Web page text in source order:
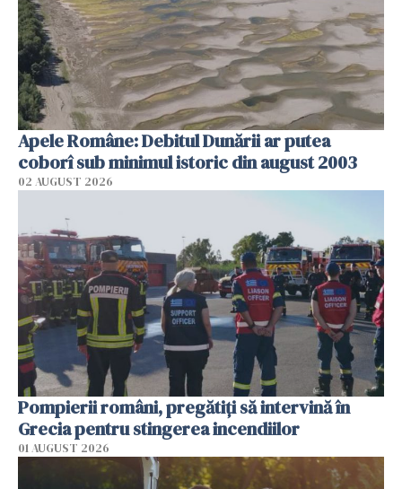
Apele Române: Debitul Dunării ar putea
coborî sub minimul istoric din august 2003
02 AUGUST 2026
Pompierii români, pregătiţi să intervină în
Grecia pentru stingerea incendiilor
01 AUGUST 2026